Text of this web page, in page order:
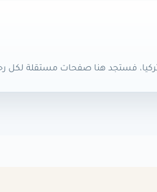
فستجد هنا صفحات مستقلة لكل